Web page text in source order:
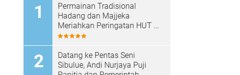
Permainan Tradisional
Hadang dan Majjeka
Meriahkan Peringatan HUT RI
di Sibulue
Datang ke Pentas Seni
Sibulue, Andi Nurjaya Puji